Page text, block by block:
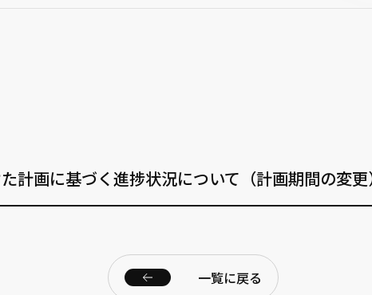
計画に基づく進捗状況について（計画期間の変
一覧に戻る